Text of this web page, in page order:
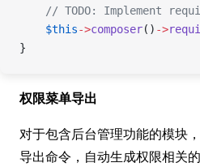
// TODO: Implement
    $this
->composer() ->
}
权限菜单导出
对于包含后台管理功能的模块
导出命令，自动生成权限相关